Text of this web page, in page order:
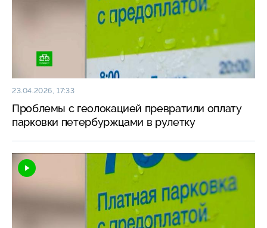
23.04.2026, 17:33
Проблемы с геолокацией превратили оплату
парковки петербуржцами в рулетку